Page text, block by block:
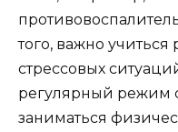
того, важно учиться
стрессовых
регулярный режим
заниматься